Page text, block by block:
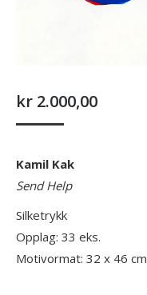
kr 2.000,00
Kamil Kak
Send Help
Silketrykk
Opplag: 33 eks.
Motivormat: 32 x 46 cm